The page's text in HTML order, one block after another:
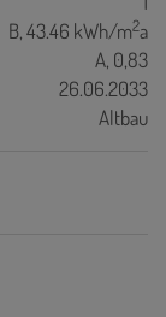
B, 43.46 kWh/m2a
A, 0,83
26.06.2033
Altbau